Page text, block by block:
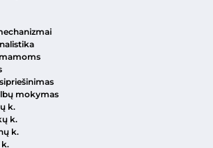
mokymas
k.
k.
k.
k.